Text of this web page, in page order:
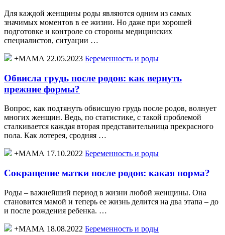
Для каждой женщины роды являются одним из самых
значимых моментов в ее жизни. Но даже при хорошей
подготовке и контроле со стороны медицинских
специалистов, ситуации …
+МАМА 22.05.2023 Беременность и роды
Обвисла грудь после родов: как вернуть
прежние формы?
Вопрос, как подтянуть обвисшую грудь после родов, волнует
многих женщин. Ведь, по статистике, с такой проблемой
сталкивается каждая вторая представительница прекрасного
пола. Как лотерея, сродняя …
+МАМА 17.10.2022 Беременность и роды
Сокращение матки после родов: какая норма?
Роды – важнейший период в жизни любой женщины. Она
становится мамой и теперь ее жизнь делится на два этапа – до
и после рождения ребенка. …
+МАМА 18.08.2022 Беременность и роды